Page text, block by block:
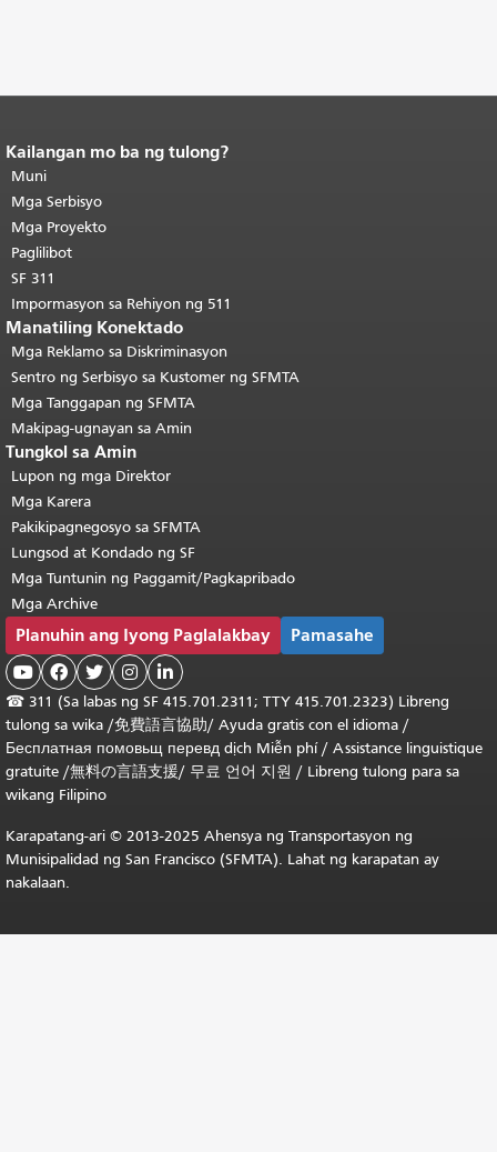
Katapusan ng nilalaman ng
pahina.
pahinang ito ay nauulit sa bawat
pahina.Bumalik sa tuktok ng
pangunahing nilalaman
Kailangan mo ba ng tulong?
Muni
Mga Serbisyo
Mga Proyekto
Paglilibot
SF 311
Impormasyon sa Rehiyon ng 511
Manatiling Konektado
Mga Reklamo sa Diskriminasyon
Sentro ng Serbisyo sa Kustomer ng SFMTA
Mga Tanggapan ng SFMTA
Makipag-ugnayan sa Amin
Tungkol sa Amin
Lupon ng mga Direktor
Mga Karera
Pakikipagnegosyo sa SFMTA
Lungsod at Kondado ng SF
Mga Tuntunin ng Paggamit/Pagkapribado
Mga Archive
Planuhin ang Iyong Paglalakbay Pamasahe
    
☎ 311 (Sa labas ng SF 415.701.2311; TTY 415.701.2323) Libreng
tulong sa wika /免費語言協助/ Ayuda gratis con el idioma /
Бесплатная помовьщ перевд dịch Miễn phí/ Assistance linguistique
gratuite /無料の言語支援/ 무료 언어 지원 / Libreng tulong para sa
wikang Filipino
Karapatang-ari © 2013-2025 Ahensya ng Transportasyon ng
Munisipalidad ng San Francisco (SFMTA). Lahat ng karapatan ay
nakalaan.